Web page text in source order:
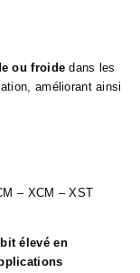
ou froide dans les
améliorant ainsi
– XCM – XST
élevé en